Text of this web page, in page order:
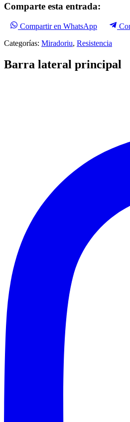
Comparte esta entrada:
Compartir en WhatsApp
Categorías: Miradoriu, Resistencia
Barra lateral principal